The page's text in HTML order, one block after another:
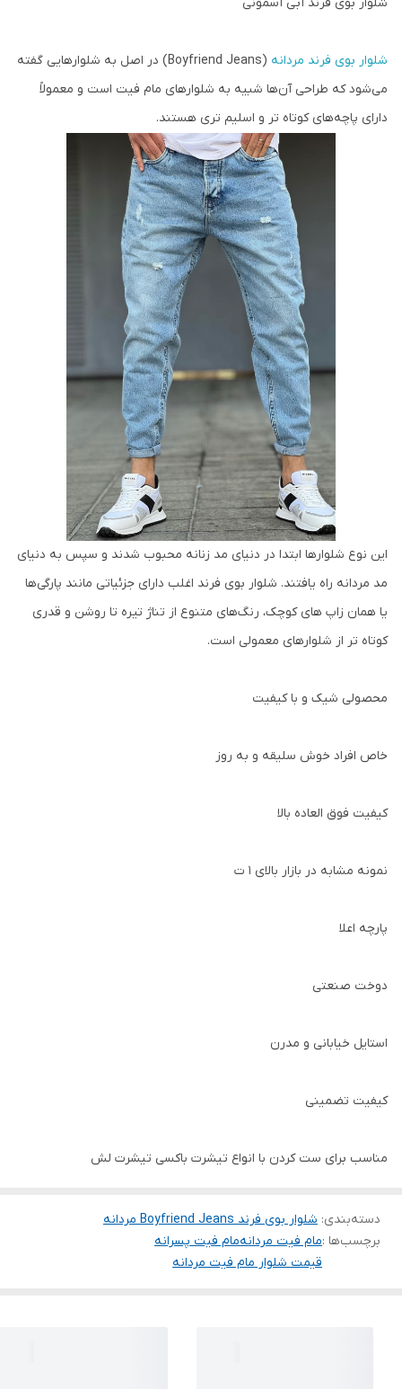
شلوار بوی فرند مردانه
(Boyfriend Jeans) در اصل به شلوارهایی گفته
می‌شود که طراحی آن‌ها شبیه به شلوارهای مام فیت است و معمولاً
دارای پاچه‌های کوتاه تر و اسلیم تری هستند.
این نوع شلوارها ابتدا در دنیای مد زنانه محبوب شدند و سپس به دنیای
مد مردانه راه یافتند. شلوار بوی فرند اغلب دارای جزئیاتی مانند پارگی‌ها
یا همان زاپ های کوچک، رنگ‌های متنوع از تناژ تیره تا روشن و قدری
کوتاه تر از شلوارهای معمولی است.
محصولی شیک و با کیفیت
خاص افراد خوش سلیقه و به روز
کیفیت فوق العاده بالا
نمونه مشابه در بازار بالای ۱ ت
پارچه اعلا
دوخت صنعتی
استایل خیابانی و مدرن
کیفیت تضمینی
مناسب برای ست کردن با انواع تیشرت باکسی تیشرت لش
دسته‌بندی: شلوار بوی فرند Boyfriend Jeans مردانه
برچسب‌ها :مام فیت مردانهمام فیت پسرانه
قیمت شلوار مام فیت مردانه